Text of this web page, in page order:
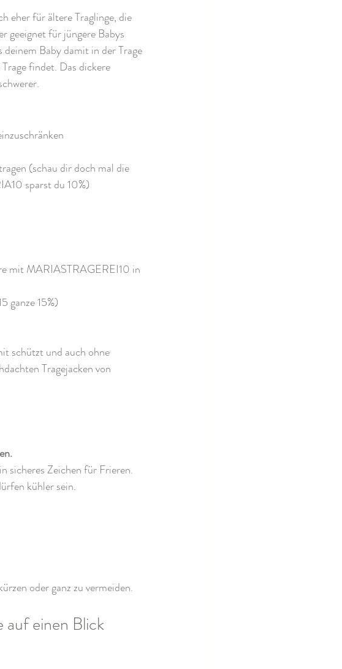
eher für ältere Traglinge, die
geeignet für jüngere Babys
Baby damit in der Trage
findet. Das dickere
(schau dir doch mal die
sparst du 10%)
mit MARIASTRAGEREI10 in
ganze 15%)
schützt und auch ohne
Tragejacken von
sicheres Zeichen für Frieren.
kühler sein.
oder ganz zu vermeiden.
auf einen Blick